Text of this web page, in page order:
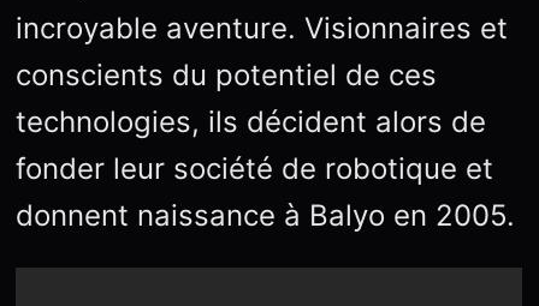
incroyable aventure. Visionnaires et
conscients du potentiel de ces
technologies, ils décident alors de
fonder leur société de robotique et
donnent naissance à Balyo en 2005.